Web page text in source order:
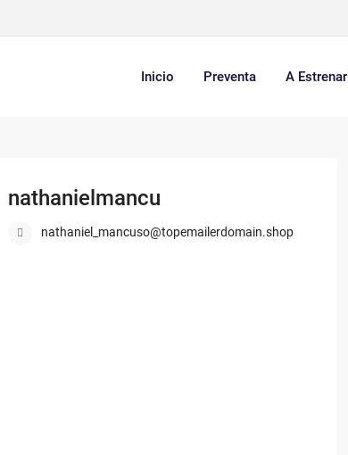
Inicio Preventa A Estrenar
nathanielmancu
nathaniel_mancuso@topemailerdomain.shop